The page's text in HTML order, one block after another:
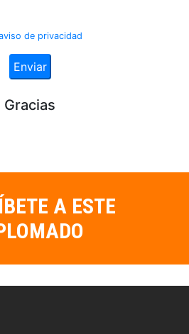
A ESTE